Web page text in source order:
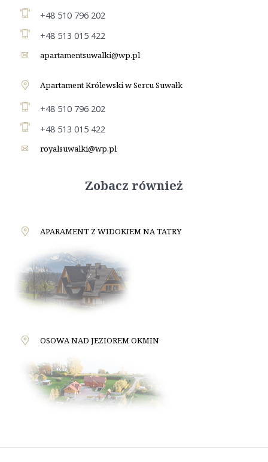
+48 510 796 202
+48 513 015 422
apartamentsuwalki@wp.pl
Apartament Królewski w Sercu Suwałk
+48 510 796 202
+48 513 015 422
royalsuwalki@wp.pl
Zobacz również
APARAMENT Z WIDOKIEM NA TATRY
OSOWA NAD JEZIOREM OKMIN